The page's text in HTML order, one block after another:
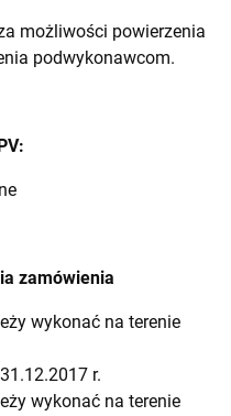
możliwości powierzenia
podwykonawcom.
zamówienia
wykonać na terenie
r.
wykonać na terenie